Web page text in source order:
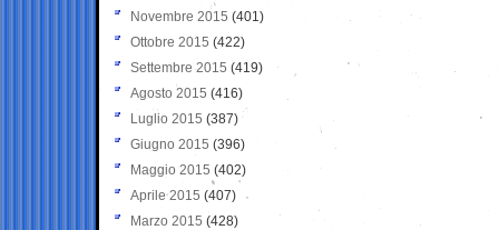
Novembre 2015 (401)
Ottobre 2015 (422)
Settembre 2015 (419)
Agosto 2015 (416)
Luglio 2015 (387)
Giugno 2015 (396)
Maggio 2015 (402)
Aprile 2015 (407)
Marzo 2015 (428)